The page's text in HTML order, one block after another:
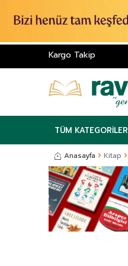
Kargo Takip
TÜM KATEGORILER
Anasayfa Kitap